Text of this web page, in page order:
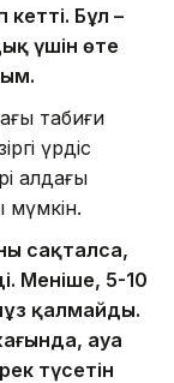
Бұл –
үшін өте
табиғи
үрдіс
алдағы
сақталса,
Меніңше, 5-10
қалмайды.
ауа
түсетін